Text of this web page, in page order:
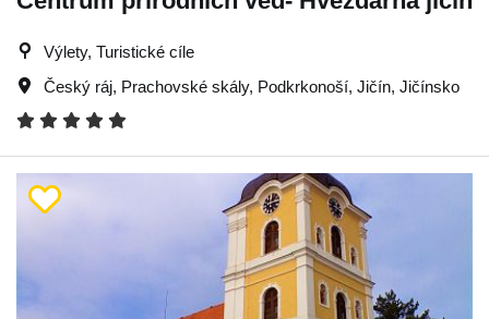
Výlety, Turistické cíle
Český ráj, Prachovské skály, Podkrkonoší, Jičín, Jičínsko